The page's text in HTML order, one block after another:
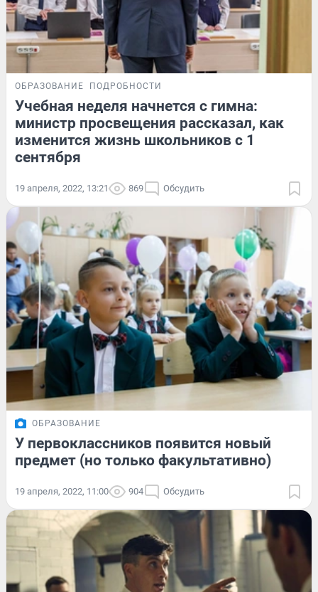
ОБРАЗОВАНИЕ ПОДРОБНОСТИ
Учебная неделя начнется с гимна:
министр просвещения рассказал, как
изменится жизнь школьников с 1
сентября
19 апреля, 2022, 13:21 869 Обсудить
ОБРАЗОВАНИЕ
У первоклассников появится новый
предмет (но только факультативно)
19 апреля, 2022, 11:00 904 Обсудить